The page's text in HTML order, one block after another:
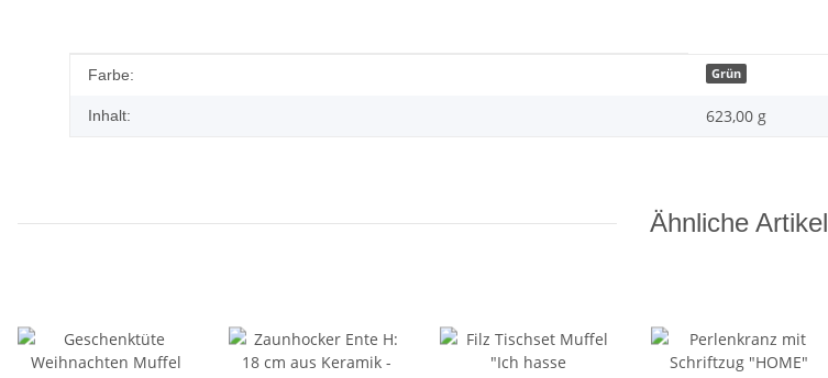
Produkteigenschaft
Wert
Farbe: Grün
Inhalt: 623,00 g
Ähnliche Artikel